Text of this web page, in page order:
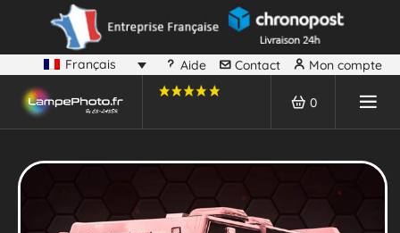
Français Aide Contact Mon compte
0